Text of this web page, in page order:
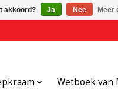
Wetboek van
akkoord? Ja Nee Meer